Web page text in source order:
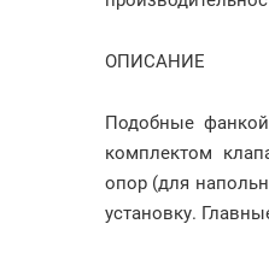
ОПИСАНИЕ
Подобные
комплектом
опор (для
установку.